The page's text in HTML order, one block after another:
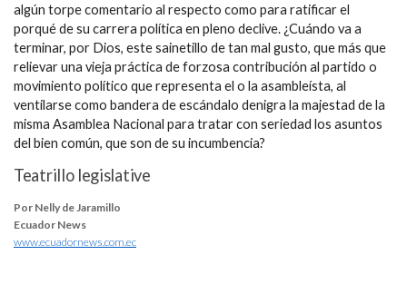
algún torpe comentario al respecto como para ratificar el
porqué de su carrera política en pleno declive. ¿Cuándo va a
terminar, por Dios, este sainetillo de tan mal gusto, que más que
relievar una vieja práctica de forzosa contribución al partido o
movimiento político que representa el o la asambleísta, al
ventilarse como bandera de escándalo denigra la majestad de la
misma Asamblea Nacional para tratar con seriedad los asuntos
del bien común, que son de su incumbencia?
Teatrillo legislative
Por Nelly de Jaramillo
Ecuador News
www.ecuadornews.com.ec